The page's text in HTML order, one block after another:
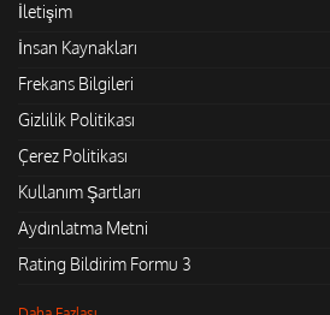
İletişim
İnsan Kaynakları
Frekans Bilgileri
Gizlilik Politikası
Çerez Politikası
Kullanım Şartları
Aydınlatma Metni
Rating Bildirim Formu 3